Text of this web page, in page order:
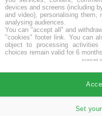
09 01
devices and screens (including
and video), personalising them,
analysing audiences.
You can "accept all" and
"cookies" footer link. You can
object to processing
choices remain valid for 6
powered
Set